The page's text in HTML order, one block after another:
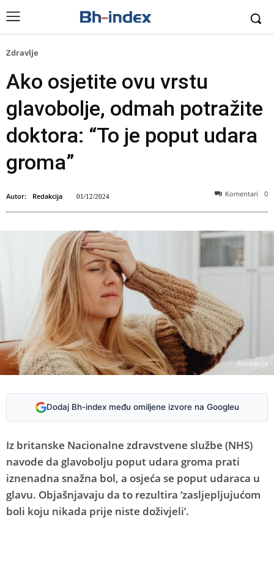
Zdravlje
Ako osjetite ovu vrstu
glavobolje, odmah potražite
doktora: “To je poput udara
groma”
Autor: Redakcija 01/12/2024 Komentari 0
Ilustracija
Dodaj Bh-index među omiljene izvore na Googleu
Iz britanske Nacionalne zdravstvene službe (NHS)
navode da glavobolju poput udara groma prati
iznenadna snažna bol, a osjeća se poput udaraca u
glavu. Objašnjavaju da to rezultira ‘zasljepljujućom
boli koju nikada prije niste doživjeli’.